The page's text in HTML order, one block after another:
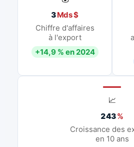
3Mds $
Chiffre d'affaires
à l'export
+14,9 % en 2024
📈
243%
Croissance des
en 10 ans